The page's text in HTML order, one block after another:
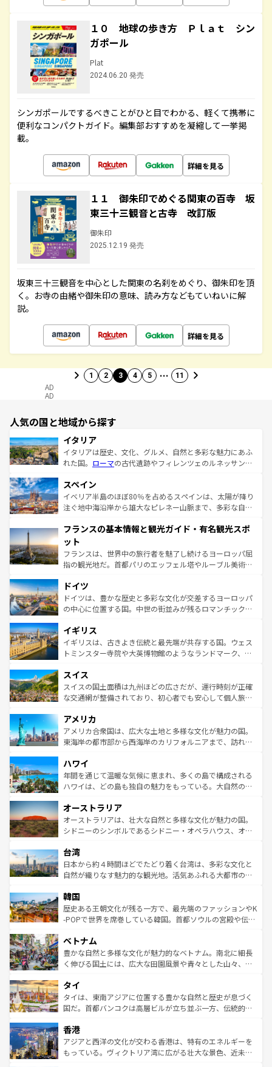
１０ 地球の歩き方 Ｐｌａｔ シン
ガポール
Plat
2024.06.20 発売
シンガポールでするべきことがひと目でわかる、軽くて携帯に
便利なコンパクトガイド。編集部おすすめを凝縮して一挙掲
載。
詳細を見る
１１ 御朱印でめぐる関東の百寺 坂
東三十三観音と古寺 改訂版
御朱印
2025.12.19 発売
坂東三十三観音を中心とした関東の名刹をめぐり、御朱印を頂
く。お寺の由緒や御朱印の意味、読み方などもていねいに解
説。
詳細を見る
1 2 3 4 5 … 11
AD
AD
人気の国と地域から探す
イタリア
イタリアは歴史、文化、グルメ、自然と多彩な魅力にあふ
れた国。 ローマの古代遺跡やフィレンツェのルネッサンス
ろん、トスカーナの美しい田園風景やアマルフィ海岸の絶
景など、自然景観も見逃せない。観光の合間には、本場の
ピザやパスタなど、絶品のイタリア料理を堪能することも
ませてくれるイタリアで、忘れられない旅をしてみよう！
なお、新着のイタリア情報は
しい。
スペイン
イベリア半島のほぼ80％を占めるスペインは、太陽が降り
注ぐ地中海沿岸から雄大なピレネー山脈まで、多彩な自然
文化が根付くこの国では、情熱的なフラメンコ、熱気あふ
れる闘牛、そして美味しいタパスが生活の一部となってい
る。首都マドリードの洗練された雰囲気や、バルセロナの
アートに溢れた街角から、地方では古代ローマ遺跡や中世
せる。地方によって風土や気候が異なるスペインはその個
性で訪れる人を魅了する。 なお、新着のスペイン情報は コ
ンテンツ一覧を参照してほしい。
フランスの基本情報と観光ガイド・有名観光スポ
ット
フランスは、世界中の旅行者を魅了し続けるヨーロッパ屈
指の観光地だ。首都パリのエッフェル塔やルーブル美術館
で、幅広い魅力が詰まっている。華麗な宮殿、歴史的な大
聖堂、美しいビーチ、そして豊かな自然が、訪れる者を心
から魅了する。また、フランスは美食の国としても知ら
いる。シャンパンの発祥地であるランス、プロヴァンスの
香り高いラベンダー畑など、多彩な楽しみ方が可能だ。さ
らに、パリ以外の地域にも魅力が溢れており、どの街角に
れる地方に足を運ぶとそれぞれで全く異なる文化を体験で
きるだろう。 なお、新着のフランス情報はコンテンツ一覧
を参照してほしい。
ドイツ
ドイツは、豊かな歴史と多彩な文化が交差するヨーロッパ
の中心に位置する国。中世の街並みが残るロマンチック街
顔を持つこの国は、どこを歩いても飽きることがない。ベ
ルリンの文化的活気、バイエルン州のアルプスの絶景、そ
してライン川沿いのワイン畑といった風景は必見。ビール
は、お酒好きな人にはぜひ体験してほしい。 なお、新着の
ドイツ情報はコンテンツ一覧を参照してほしい。
イギリス
イギリスは、古きよき伝統と最先端が共存する国。ウェス
トミンスター寺院や大英博物館のようなランドマーク、歴
リアごとに異なる魅力がある。また、優雅なアフタヌーン
ティー、ビール好きにはたまらない英国パブ、サッカー観
戦など、本場だからこそできる体験も豊富。イギリスを旅
ンツ一覧を参照してほしい。
スイス
スイスの国土面積は九州ほどの広さだが、運行時刻が正確
な交通網が整備されており、初心者でも安心して個人旅行
の建物がそのまま残る町や、スイスならではのユニークな
博物館もあり、アルプス観光だけでなく町歩きも満喫する
ことができる。国民の所得が高いため物価も高いが、旅行
ば市内交通費無料で観光を楽しむこともできる。 なお、新
着のスイス情報はコンテンツ一覧 を参照してほしい。
アメリカ
アメリカ合衆国は、広大な土地と多様な文化が魅力の国。
東海岸の都市部から西海岸のカリフォルニアまで、訪れる
のような巨大都市は、観光、ショッピング、エンターテイ
ンメントが詰まった刺激的なスポットだ。一方、アメリカ
西部には大自然が広がり、グランドキャニオンやイエロー
部のニューオーリンズでは、音楽と美食が融合した独特の
文化が魅力。旅行者はアメリカの各地域で異なる魅力を楽
しみながら、その多様性と豊かな歴史を感じることができ
ならではの贅沢な旅のスタイルだ。 なお、新着のアメリカ
情報はコンテンツ一覧を参照してほしい。
ハワイ
年間を通じて温暖な気候に恵まれ、多くの島で構成される
ハワイは、どの島も独自の魅力をもっている。大自然の神
ワイ島は見逃せない。また、定番の観光地といえばオアフ
島だが、静かな自然を求めるならマウイ島やカウアイ島が
おすすめ。エメラルドグリーンに輝く海をはじめ、豊かな
れるおもてなしの心で訪れる人々を迎えてくれるハワイの
人々、おいしいローカルフードやハワイアンミュージッ
ク、伝統的なフラダンスなど、すべてがハワイの魅力を彩
ワイを、存分に味わってほしい。 なお、新着のハワイ情報
はコンテンツ一覧を参照してほしい。
オーストラリア
オーストラリアは、壮大な自然と多様な文化が魅力の国。
シドニーのシンボルであるシドニー・オペラハウス、オー
リアリーフや大陸中央部にそびえるウルル（エアーズロッ
ク）、タスマニアの美しい原生林やケアンズの熱帯雨林な
ど、見どころがたくさん。また、カフェやワイン、オージ
いる。アクティビティも充実しており、サーフィンやダイ
ビング、ハイキングなど、アウトドア好きにはたまらな
い。オーストラリアの多彩な魅力を存分に味わいつくそ
参照してほしい。
台湾
日本から約４時間ほどでたどり着く台湾は、多彩な文化と
自然が織りなす魅力的な観光地。活気あふれる大都市の台
ン）、静ひつな山岳地帯である台湾東部など、都市の喧騒
と山間の静けさが共存しており、訪れる人に新しい発見と
驚きをもたらしてくれる。また、奥深い台湾の食文化も魅
容にもいいと評判のスイーツなど、バラエティ豊かな料理
が味わえる。 なお、新着の台湾情報は コンテンツ一覧を参
照してほしい。
韓国
歴史ある王朝文化が残る一方で、最先端のファッションやK
-POPで世界を席巻している韓国。首都ソウルの宮殿や伝統
き、地方に足を延ばせば四季折々の自然美を楽しむことが
できる。そして、キムチや焼肉、絶品のストリートフード
まで、さまざまな韓国料理が待っている。夜には、韓国な
リティに包まれながら、韓国の多彩な魅力を心ゆくまで味
わってみてほしい。 なお、新着の韓国情報はコンテンツ一
覧を参照してほしい。
ベトナム
豊かな自然と多様な文化が魅力的なベトナム。南北に細長
く伸びる国土には、広大な田園風景や青々とした山々、世
急速な発展と共に伝統が息づく。ハノイの古い町並みやホ
ーチミン市のフランス統治時代の建物も、独特の雰囲気を
醸し出している。また、バラエティの豊かさとおいしさで
とつ。フォーやバインミー、ベトナムコーヒーなどは、ぜ
ひ現地で味わいたい。どの地域を訪れてもあたたかい人々
が旅行者を迎えてくれるので、きっと忘れられない旅にな
タイ
タイは、東南アジアに位置する豊かな自然と歴史が息づく
国だ。首都バンコクは高層ビルが立ち並ぶ一方、伝統的な
の活気が交差している。北部ではチェンマイなどの山岳地
帯で自然と触れ合い、南部ではプーケットやクラビの美し
いビーチでリゾート気分を楽しむことができる。タイ料理
香港
アジアと西洋の文化が交わる香港は、特有のエネルギーを
もっている。ヴィクトリア湾に広がる壮大な景色、近未来